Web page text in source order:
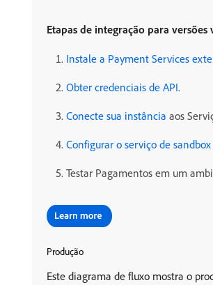
Etapas de integração para versões
Instale a Payment Services
Obter credenciais de API.
Conecte sua instância aos
Configurar o serviço de sandbox
Testar Pagamentos em um
Produção
Este diagrama de fluxo mostra o